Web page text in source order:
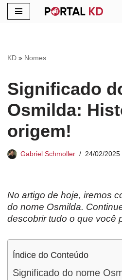
conteúdo
KD » Nomes
Significado
Osmilda:
origem!
Gabriel Schmoller 24/02/2025
No artigo de hoje, iremos
do nome Osmilda.
descobrir tudo o que você
Índice do Conteúdo
Significado do nome